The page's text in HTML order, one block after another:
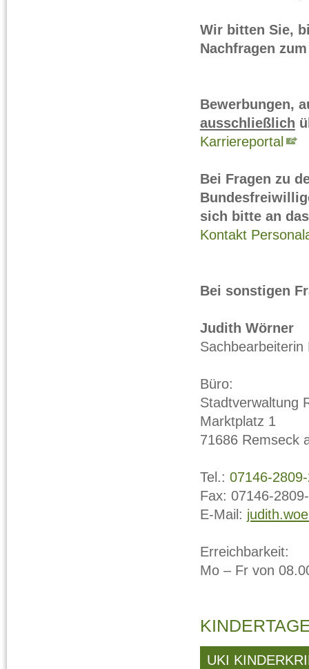
Wir bitten Sie,
Nachfragen
Bewerbungen,
ausschließlich
Karriereportal
Bei Fragen zu
sich bitte an
Kontakt
Bei sonstigen
Judith Wörner
Büro:
Stadtverwaltung
Marktplatz 1
71686 Remseck
Tel.: 07146-
Fax: 07146-
E-Mail:
Erreichbarkeit:
Mo – Fr von
UKI